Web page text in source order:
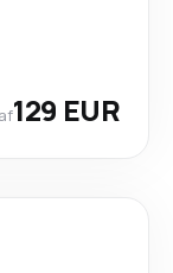
129 EUR